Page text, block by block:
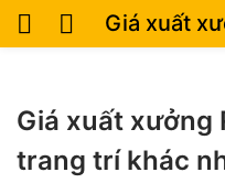
Giá xuất xưởng
trang trí khác